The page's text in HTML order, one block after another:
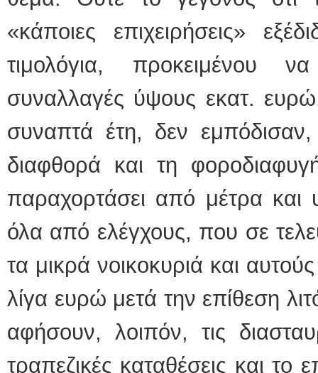
«κάποιες επιχειρήσεις»
τιμολόγια, προκειμένου
συναλλαγές ύψους εκατ.
συναπτά έτη, δεν
διαφθορά και τη
παραχορτάσει από μέτρα
όλα από ελέγχους, που σε
τα μικρά νοικοκυριά και
λίγα ευρώ μετά την επίθεση
αφήσουν, λοιπόν, τις
τραπεζικές καταθέσεις και το